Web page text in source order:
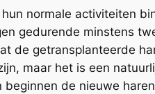
normale activiteiten
gedurende minstens
de getransplanteerde
maar het is een
de nieuwe